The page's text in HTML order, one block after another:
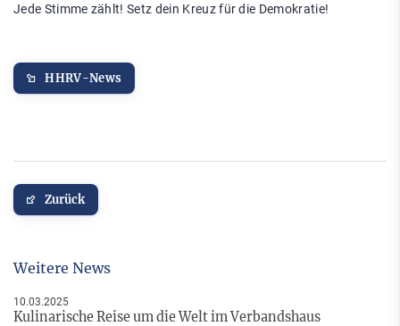
Jede Stimme zählt! Setz dein Kreuz für die Demokratie!
HHRV-News
Zurück
Weitere News
10.03.2025
Kulinarische Reise um die Welt im Verbandshaus